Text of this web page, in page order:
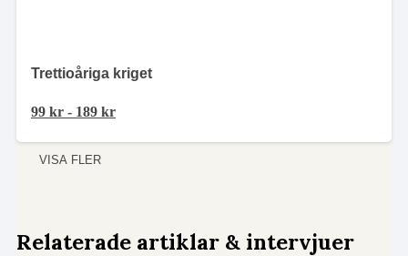
Trettioåriga kriget
99 kr - 189 kr
VISA FLER
Relaterade artiklar & intervjuer